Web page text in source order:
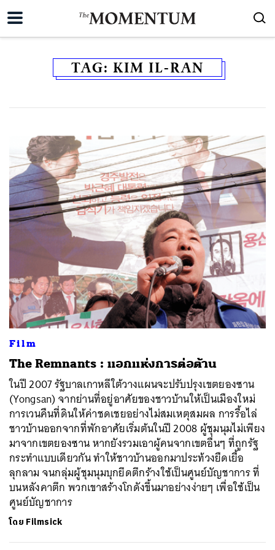
TAG: KIM IL-RAN
Film
​The Remnants : แอกแห่งการต่อต้าน
ในปี 2007 รัฐบาลเกาหลีใต้วางแผนจะปรับปรุงเขตยองซาน
(Yongsan) จากย่านที่อยู่อาศัยของชาวบ้านให้เป็นเมืองใหม่
การเวนคืนที่ดินให้ค่าชดเชยอย่างไม่สมเหตุสมผล การรื้อไล่
ชาวบ้านออกจากที่พักอาศัยเริ่มต้นในปี 2008 ผู้ชุมนุมไม่เพียง
มาจากเขตยองซาน หากยังรวมเอาผู้คนจากเขตอื่นๆ ที่ถูกรัฐ
กระทำแบบเดียวกัน ทำให้ชาวบ้านออกมาประท้วงยืดเยื้อ
ลุกลาม จนกลุ่มผู้ชุมนุมบุกยึดตึกร้างใช้เป็นศูนย์บัญชาการ ที่
บนหลังคาตึก พวกเขาสร้างโกดังขึ้นมาอย่างง่ายๆ เพื่อใช้เป็น
ศูนย์บัญชาการ
โดย Filmsick